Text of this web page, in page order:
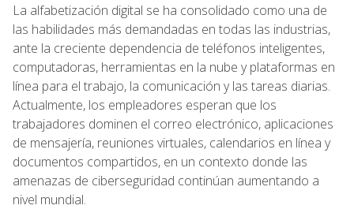
La alfabetización digital se ha consolidado como una de
las habilidades más demandadas en todas las industrias,
ante la creciente dependencia de teléfonos inteligentes,
computadoras, herramientas en la nube y plataformas en
línea para el trabajo, la comunicación y las tareas diarias.
Actualmente, los empleadores esperan que los
trabajadores dominen el correo electrónico, aplicaciones
de mensajería, reuniones virtuales, calendarios en línea y
documentos compartidos, en un contexto donde las
amenazas de ciberseguridad continúan aumentando a
nivel mundial.